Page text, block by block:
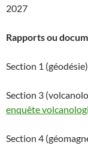
2027
Rapports ou
Section 1
Section 3
enquête
Section 4